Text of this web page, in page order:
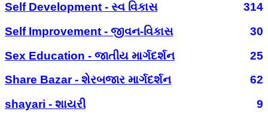
Self Development - સ્વ વિકાસ
314
Self Improvement - જીવન-વિકાસ
30
Sex Education - જાતીય માર્ગદર્શન
25
Share Bazar - શેરબજાર માર્ગદર્શન
62
shayari - શાયરી
9